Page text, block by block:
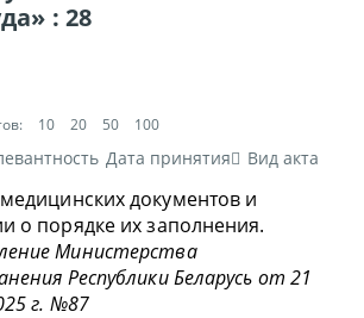
: 28
10 20 50
100
Дата принятия Вид акта
документов и
о порядке их заполнения.
Министерства
Республики Беларусь от 21
г. №87